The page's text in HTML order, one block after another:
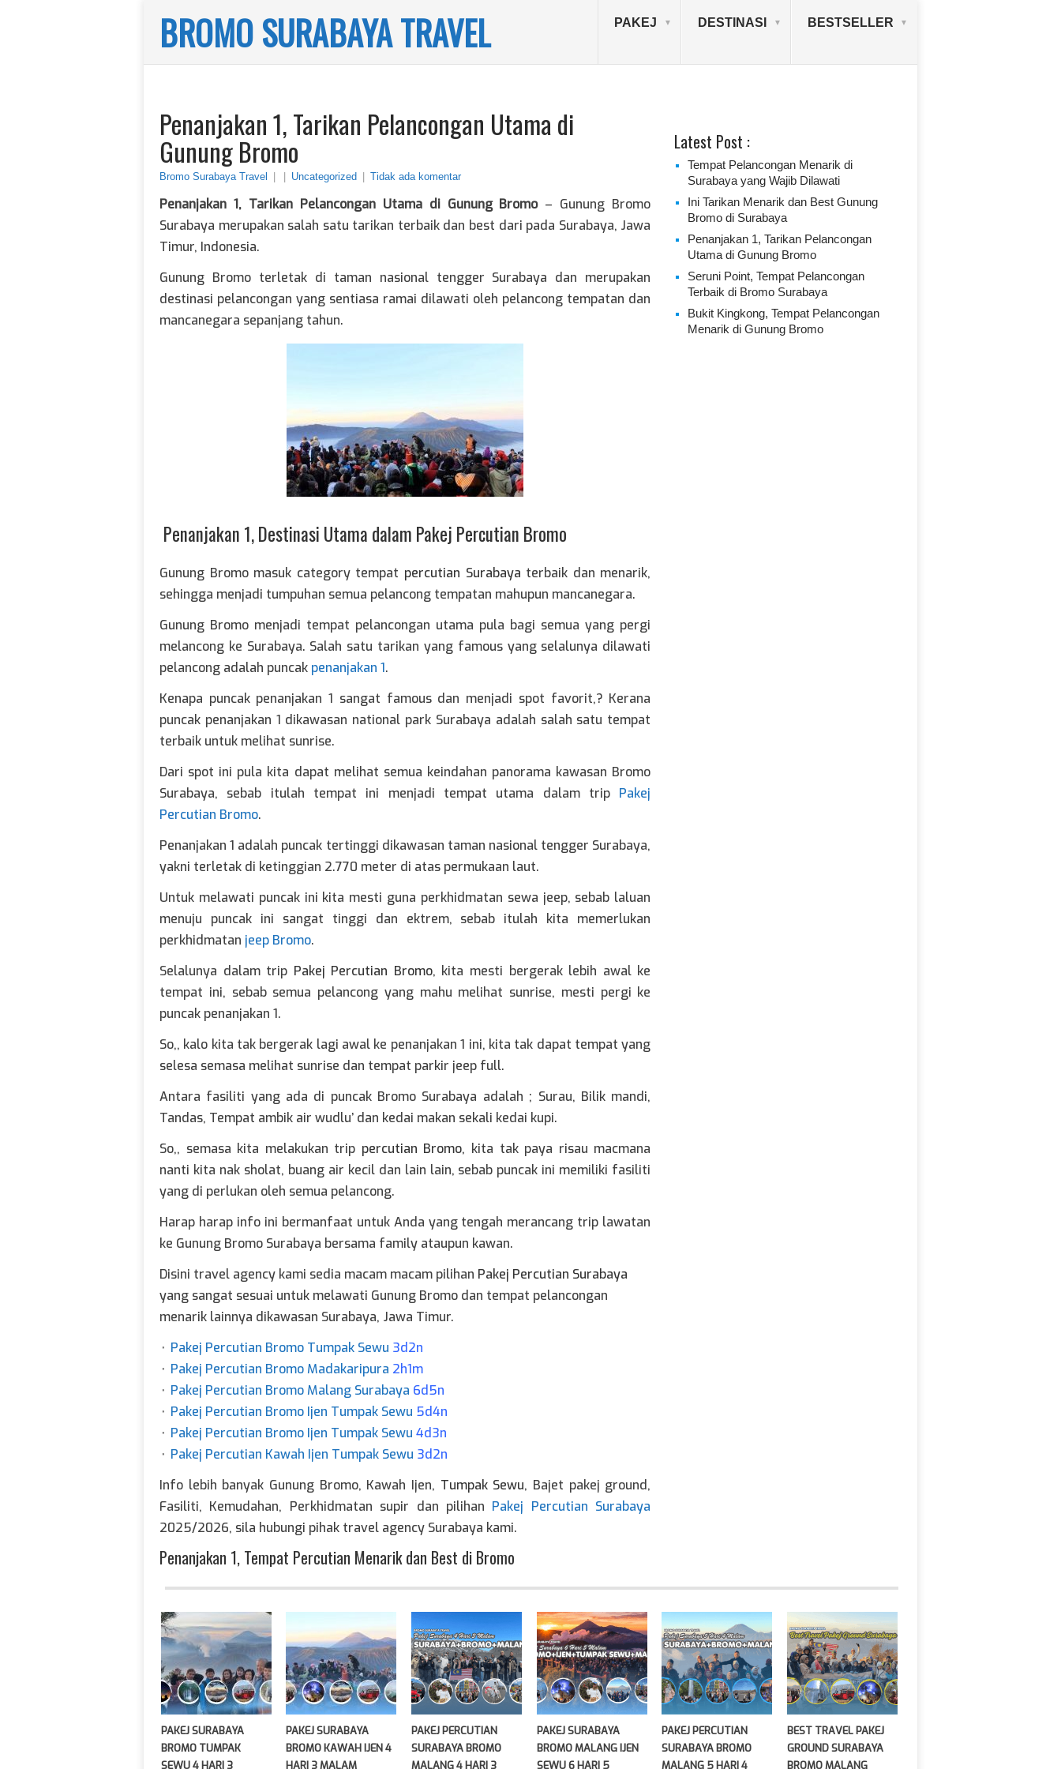
BROMO SURABAYA TRAVEL PAKEJ DESTINASI BESTSELLER
Penanjakan 1, Tarikan Pelancongan Utama di
Gunung Bromo
Bromo Surabaya Travel Uncategorized Tidak ada komentar
Penanjakan 1, Tarikan Pelancongan Utama di Gunung Bromo– Gunung Bromo
Surabaya merupakan salah satu tarikan terbaik dan best dari pada Surabaya, Jawa
Timur, Indonesia.
Gunung Bromo terletak di taman nasional tengger Surabaya dan merupakan
destinasi pelancongan yang sentiasa ramai dilawati oleh pelancong tempatan dan
mancanegara sepanjang tahun.
Penanjakan 1, Destinasi Utama dalam Pakej Percutian Bromo
Gunung Bromo masuk category tempat percutian Surabaya terbaik dan menarik,
sehingga menjadi tumpuhan semua pelancong tempatan mahupun mancanegara.
Gunung Bromo menjadi tempat pelancongan utama pula bagi semua yang pergi
melancong ke Surabaya. Salah satu tarikan yang famous yang selalunya dilawati
pelancong adalah puncak penanjakan 1.
Kenapa puncak penanjakan 1 sangat famous dan menjadi spot favorit,? Kerana
puncak penanjakan 1 dikawasan national park Surabaya adalah salah satu tempat
terbaik untuk melihat sunrise.
Dari spot ini pula kita dapat melihat semua keindahan panorama kawasan Bromo
Surabaya, sebab itulah tempat ini menjadi tempat utama dalam trip Pakej
Percutian Bromo.
Penanjakan 1 adalah puncak tertinggi dikawasan taman nasional tengger Surabaya,
yakni terletak di ketinggian 2.770 meter di atas permukaan laut.
Untuk melawati puncak ini kita mesti guna perkhidmatan sewa jeep, sebab laluan
menuju puncak ini sangat tinggi dan ektrem, sebab itulah kita memerlukan
perkhidmatan jeep Bromo.
Selalunya dalam trip Pakej Percutian Bromo, kita mesti bergerak lebih awal ke
tempat ini, sebab semua pelancong yang mahu melihat sunrise, mesti pergi ke
puncak penanjakan 1.
So,, kalo kita tak bergerak lagi awal ke penanjakan 1 ini, kita tak dapat tempat yang
selesa semasa melihat sunrise dan tempat parkir jeep full.
Antara fasiliti yang ada di puncak Bromo Surabaya adalah ; Surau, Bilik mandi,
Tandas, Tempat ambik air wudlu’ dan kedai makan sekali kedai kupi.
So,, semasa kita melakukan trip percutian Bromo, kita tak paya risau macmana
nanti kita nak sholat, buang air kecil dan lain lain, sebab puncak ini memiliki fasiliti
yang di perlukan oleh semua pelancong.
Harap harap info ini bermanfaat untuk Anda yang tengah merancang trip lawatan
ke Gunung Bromo Surabaya bersama family ataupun kawan.
Disini travel agency kami sedia macam macam pilihan Pakej Percutian Surabaya
yang sangat sesuai untuk melawati Gunung Bromo dan tempat pelancongan
menarik lainnya dikawasan Surabaya, Jawa Timur.
⬞ Pakej Percutian Bromo Tumpak Sewu 3d2n
⬞ Pakej Percutian Bromo Madakaripura 2h1m
⬞ Pakej Percutian Bromo Malang Surabaya 6d5n
⬞ Pakej Percutian Bromo Ijen Tumpak Sewu 5d4n
⬞ Pakej Percutian Bromo Ijen Tumpak Sewu 4d3n
⬞ Pakej Percutian Kawah Ijen Tumpak Sewu 3d2n
Info lebih banyak Gunung Bromo, Kawah Ijen, Tumpak Sewu, Bajet pakej ground,
Fasiliti, Kemudahan, Perkhidmatan supir dan pilihan Pakej Percutian Surabaya
2025/2026, sila hubungi pihak travel agency Surabaya kami.
Penanjakan 1, Tempat Percutian Menarik dan Best di Bromo
Latest Post :
Tempat Pelancongan Menarik di
Surabaya yang Wajib Dilawati
Ini Tarikan Menarik dan Best Gunung
Bromo di Surabaya
Penanjakan 1, Tarikan Pelancongan
Utama di Gunung Bromo
Seruni Point, Tempat Pelancongan
Terbaik di Bromo Surabaya
Bukit Kingkong, Tempat Pelancongan
Menarik di Gunung Bromo
PAKEJ SURABAYA
BROMO TUMPAK
SEWU 4 HARI 3
PAKEJ SURABAYA
BROMO KAWAH IJEN 4
HARI 3 MALAM
PAKEJ PERCUTIAN
SURABAYA BROMO
MALANG 4 HARI 3
PAKEJ SURABAYA
BROMO MALANG IJEN
SEWU 6 HARI 5
PAKEJ PERCUTIAN
SURABAYA BROMO
MALANG 5 HARI 4
BEST TRAVEL PAKEJ
GROUND SURABAYA
BROMO MALANG